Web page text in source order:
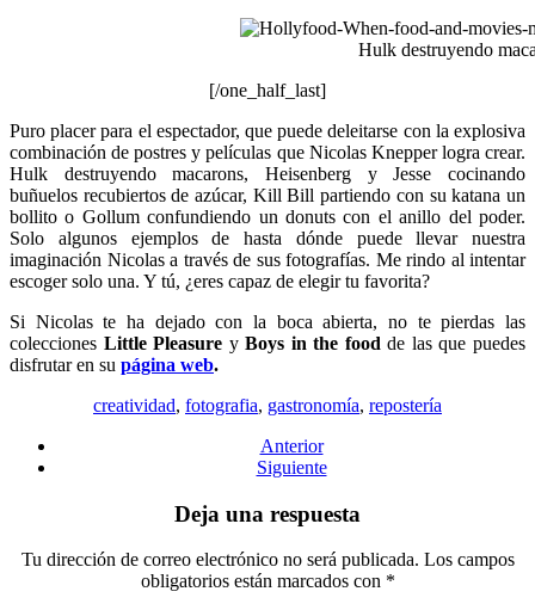
Hulk destruyendo
[/one_half_last]
Puro placer para el espectador, que puede deleitarse con la explosiva
combinación de postres y películas que Nicolas Knepper logra crear.
Hulk destruyendo macarons, Heisenberg y Jesse cocinando
buñuelos recubiertos de azúcar, Kill Bill partiendo con su katana un
bollito o Gollum confundiendo un donuts con el anillo del poder.
Solo algunos ejemplos de hasta dónde puede llevar nuestra
imaginación Nicolas a través de sus fotografías. Me rindo al intentar
escoger solo una. Y tú, ¿eres capaz de elegir tu favorita?
Si Nicolas te ha dejado con la boca abierta, no te pierdas las
colecciones Little Pleasure yBoys in the food de las que puedes
disfrutar en su página web.
creatividad, fotografia, gastronomía, repostería
Anterior
Siguiente
Deja una respuesta
Tu dirección de correo electrónico no será publicada. Los campos
obligatorios están marcados con *